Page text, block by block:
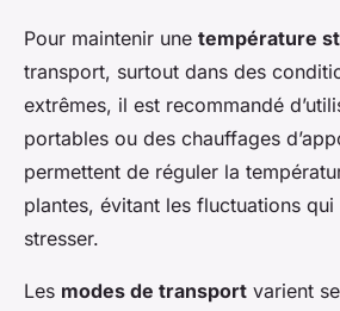
Pour maintenir une température
transport, surtout dans des
extrêmes, il est recommandé
portables ou des chauffages
permettent de réguler la
plantes, évitant les fluctuations
stresser.
Les modes de transport varient